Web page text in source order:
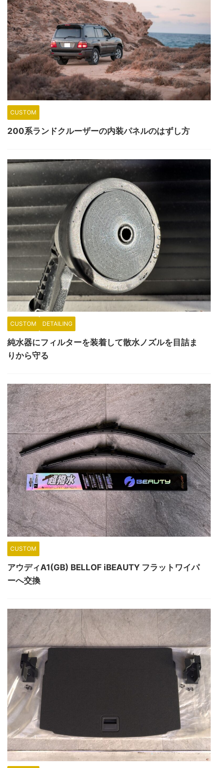
CUSTOM
200系ランドクルーザーの内装パネルのはずし方
CUSTOM DETAILING
純水器にフィルターを装着して散水ノズルを目詰ま
りから守る
CUSTOM
アウディA1(GB) BELLOF iBEAUTY フラットワイパ
ーへ交換